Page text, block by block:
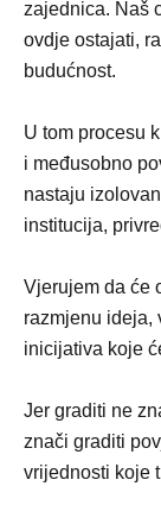
zajednica. Naš
ovdje ostajati,
budućnost.
U tom procesu
i međusobno
nastaju
institucija,
Vjerujem da će
razmjenu ideja,
inicijativa koje
Jer graditi ne
znači graditi
vrijednosti koje